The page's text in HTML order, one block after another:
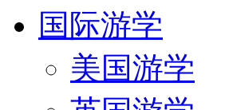
国际游学
美国游学